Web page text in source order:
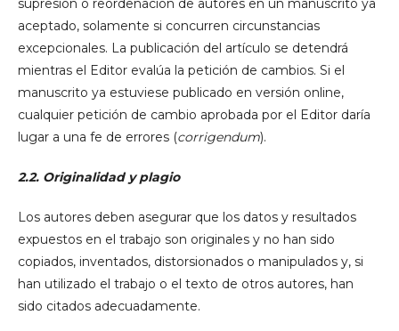
supresión o reordenación de autores en un manuscrito ya
aceptado, solamente si concurren circunstancias
excepcionales. La publicación del artículo se detendrá
mientras el Editor evalúa la petición de cambios. Si el
manuscrito ya estuviese publicado en versión online,
cualquier petición de cambio aprobada por el Editor daría
lugar a una fe de errores (corrigendum).
2.2. Originalidad y plagio
Los autores deben asegurar que los datos y resultados
expuestos en el trabajo son originales y no han sido
copiados, inventados, distorsionados o manipulados y, si
han utilizado el trabajo o el texto de otros autores, han
sido citados adecuadamente.